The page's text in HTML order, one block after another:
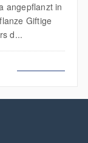
angepflanzt in
Giftige
d...